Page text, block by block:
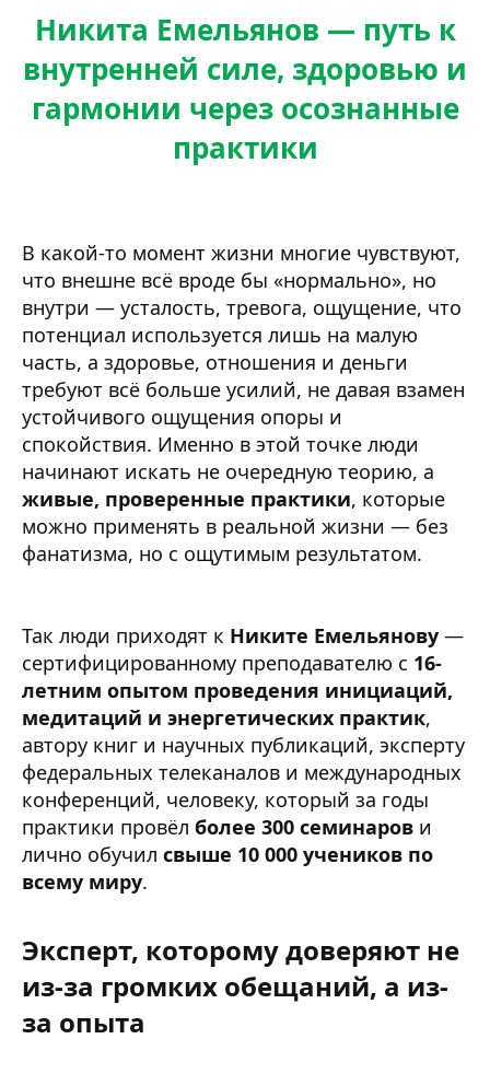
Никита Емельянов — путь к
внутренней силе, здоровью и
гармонии через осознанные
практики
В какой-то момент жизни многие чувствуют,
что внешне всё вроде бы «нормально», но
внутри — усталость, тревога, ощущение, что
потенциал используется лишь на малую
часть, а здоровье, отношения и деньги
требуют всё больше усилий, не давая взамен
устойчивого ощущения опоры и
спокойствия. Именно в этой точке люди
начинают искать не очередную теорию, а
живые, проверенные практики, которые
можно применять в реальной жизни — без
фанатизма, но с ощутимым результатом.
Так люди приходят к Никите Емельянову —
сертифицированному преподавателю с 16-
летним опытом проведения инициаций,
медитаций и энергетических практик,
автору книг и научных публикаций, эксперту
федеральных телеканалов и международных
конференций, человеку, который за годы
практики провёл более 300 семинаров и
лично обучил свыше 10 000 учеников по
всему миру.
Эксперт, которому доверяют не
из-за громких обещаний, а из-
за опыта​